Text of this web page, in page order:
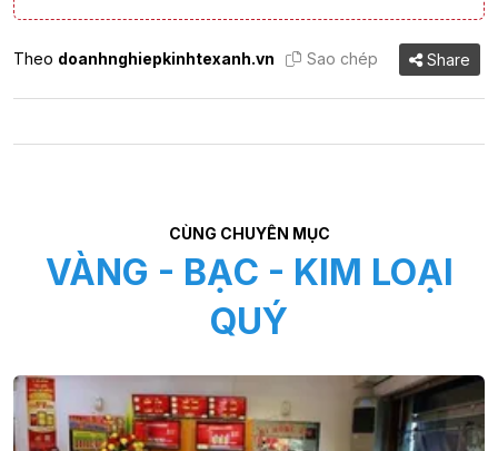
Theo doanhnghiepkinhtexanh.vn Sao chép Share
CÙNG CHUYÊN MỤC
VÀNG - BẠC - KIM LOẠI
QUÝ